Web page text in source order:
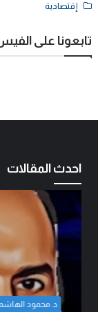
إقتصادية
تابعونا على
احدث المقالات